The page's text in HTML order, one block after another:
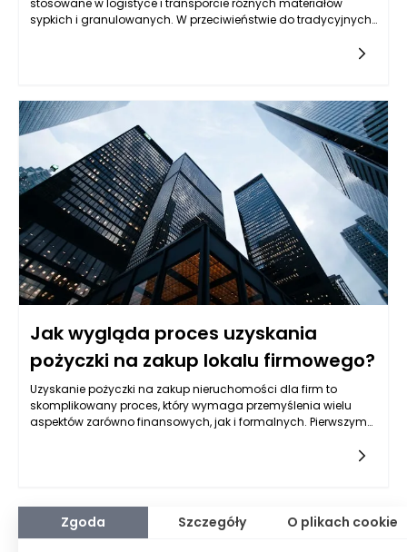
stosowane w logistyce i transporcie różnych materiałów
sypkich i granulowanych. W przeciwieństwie do tradycyjnych
polipropylenowego lub innych tkanin, worki big bag z wkładką
oraz innymi niekorzystnymi czynnikami zewnętrznymi. Dzięki
temu, ich zastosowanie jest coraz bardziej popularne w wielu
branżach, od budownictwa po przemysł spożywczy, gdzie
zachowanie jakości produktów jest kluczowe.
Jak wygląda proces uzyskania
pożyczki na zakup lokalu firmowego?
Uzyskanie pożyczki na zakup nieruchomości dla firm to
skomplikowany proces, który wymaga przemyślenia wielu
aspektów zarówno finansowych, jak i formalnych. Pierwszym
jakiego rodzaju lokal jest potrzebny do zrealizowania strategii
krótkoterminowe, czy długoterminowe, oraz jakie parametry
powinny spełniać planowane inwestycje. Warto również
uwzględnić lokalizację, rozmiar oraz przeznaczenie lokalu, co
Zgoda Szczegóły O plikach cookie